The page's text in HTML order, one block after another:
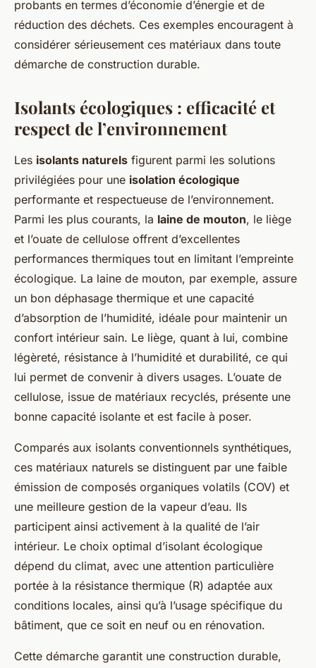
probants en termes d’économie d’énergie et de
réduction des déchets. Ces exemples encouragent à
considérer sérieusement ces matériaux dans toute
démarche de construction durable.
Isolants écologiques : efficacité et
respect de l’environnement
Les isolants naturels figurent parmi les solutions
privilégiées pour une isolation écologique
performante et respectueuse de l’environnement.
Parmi les plus courants, la laine de mouton, le liège
et l’ouate de cellulose offrent d’excellentes
performances thermiques tout en limitant l’empreinte
écologique. La laine de mouton, par exemple, assure
un bon déphasage thermique et une capacité
d’absorption de l’humidité, idéale pour maintenir un
confort intérieur sain. Le liège, quant à lui, combine
légèreté, résistance à l’humidité et durabilité, ce qui
lui permet de convenir à divers usages. L’ouate de
cellulose, issue de matériaux recyclés, présente une
bonne capacité isolante et est facile à poser.
Comparés aux isolants conventionnels synthétiques,
ces matériaux naturels se distinguent par une faible
émission de composés organiques volatils (COV) et
une meilleure gestion de la vapeur d’eau. Ils
participent ainsi activement à la qualité de l’air
intérieur. Le choix optimal d’isolant écologique
dépend du climat, avec une attention particulière
portée à la résistance thermique (R) adaptée aux
conditions locales, ainsi qu’à l’usage spécifique du
bâtiment, que ce soit en neuf ou en rénovation.
Cette démarche garantit une construction durable,